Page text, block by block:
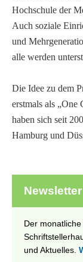
Hochschule der
Auch soziale
und
alle werden
Die Idee zu dem
erstmals als
haben sich seit
Hamburg und
Newsletter
Der
und Aktuelles.